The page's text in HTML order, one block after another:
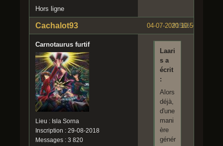
Hors ligne
#1566
04-07-2020 10:56:08
Cachalot93
Carnotaurus furtif
Lieu : Isla Sorna
Inscription : 29-08-2018
Messages : 3 820
Laari
s a
écrit
:
Alors
déjà,
d'une
mani
ère
génér